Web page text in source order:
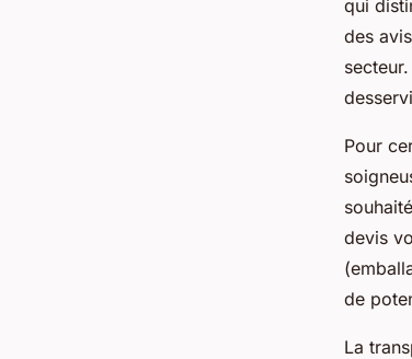
qui
des
Pour
devis
de
La